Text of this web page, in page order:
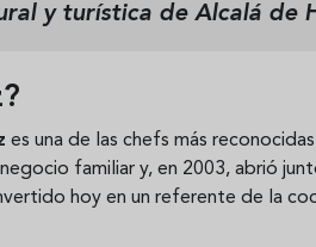
y turística de Alcalá de
es una de las chefs más
familiar y, en 2003, abrió
hoy en un referente de la